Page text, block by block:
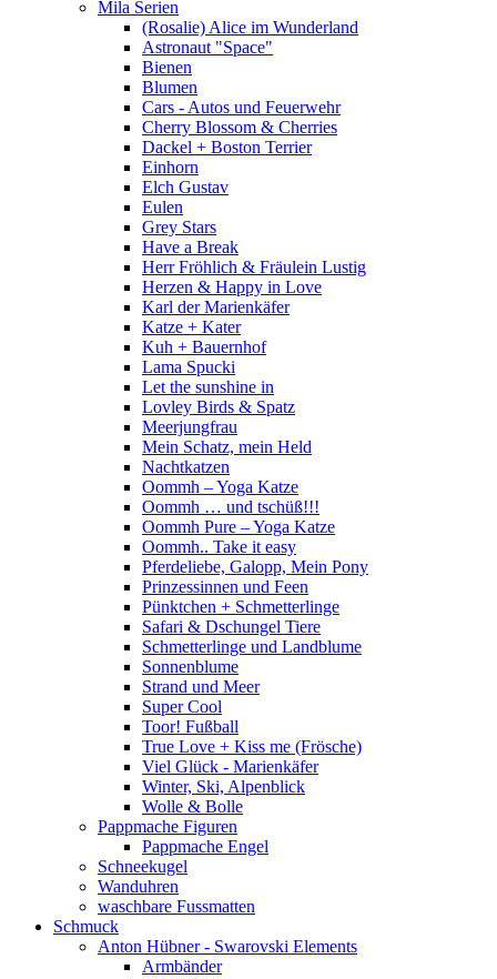
Mila Serien
(Rosalie) Alice im Wunderland
Astronaut "Space"
Bienen
Blumen
Cars - Autos und Feuerwehr
Cherry Blossom & Cherries
Dackel + Boston Terrier
Einhorn
Elch Gustav
Eulen
Grey Stars
Have a Break
Herr Fröhlich & Fräulein Lustig
Herzen & Happy in Love
Karl der Marienkäfer
Katze + Kater
Kuh + Bauernhof
Lama Spucki
Let the sunshine in
Lovley Birds & Spatz
Meerjungfrau
Mein Schatz, mein Held
Nachtkatzen
Oommh – Yoga Katze
Oommh … und tschüß!!!
Oommh Pure – Yoga Katze
Oommh.. Take it easy
Pferdeliebe, Galopp, Mein Pony
Prinzessinnen und Feen
Pünktchen + Schmetterlinge
Safari & Dschungel Tiere
Schmetterlinge und Landblume
Sonnenblume
Strand und Meer
Super Cool
Toor! Fußball
True Love + Kiss me (Frösche)
Viel Glück - Marienkäfer
Winter, Ski, Alpenblick
Wolle & Bolle
Pappmache Figuren
Pappmache Engel
Schneekugel
Wanduhren
waschbare Fussmatten
Schmuck
Anton Hübner - Swarovski Elements
Armbänder